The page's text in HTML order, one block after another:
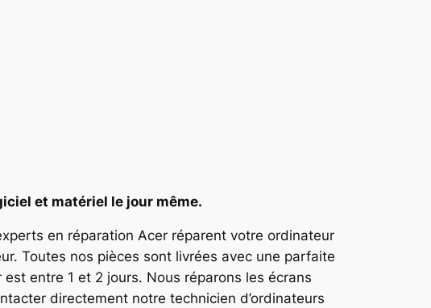
et matériel le jour même.
en réparation Acer réparent votre ordinateur
Toutes nos pièces sont livrées avec une parfaite
entre 1 et 2 jours. Nous réparons les écrans
directement notre technicien d’ordinateurs